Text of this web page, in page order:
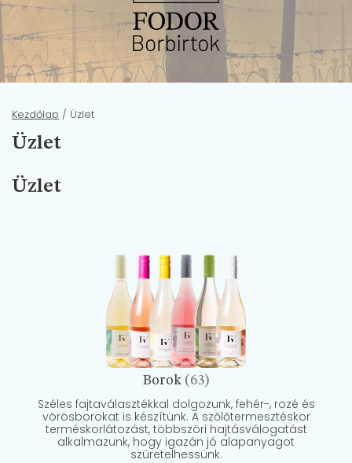
Kezdőlap / Üzlet
Üzlet
Üzlet
Borok (63)
Széles fajtaválasztékkal dolgozunk, fehér-, rozé és
vörösborokat is készítünk. A szőlőtermesztéskor
terméskorlátozást, többszöri hajtásválogatást
alkalmazunk, hogy igazán jó alapanyagot
szüretelhessünk.